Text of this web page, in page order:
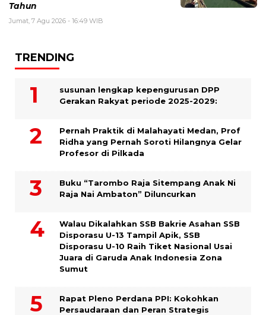
Tahun
Jumat, 7 Agu 2026 - 16:49 WIB
TRENDING
susunan lengkap kepengurusan DPP
Gerakan Rakyat periode 2025-2029:
Pernah Praktik di Malahayati Medan, Prof
Ridha yang Pernah Soroti Hilangnya Gelar
Profesor di Pilkada
Buku “Tarombo Raja Sitempang Anak Ni
Raja Nai Ambaton” Diluncurkan
Walau Dikalahkan SSB Bakrie Asahan SSB
Disporasu U-13 Tampil Apik, SSB
Disporasu U-10 Raih Tiket Nasional Usai
Juara di Garuda Anak Indonesia Zona
Sumut
Rapat Pleno Perdana PPI: Kokohkan
Persaudaraan dan Peran Strategis